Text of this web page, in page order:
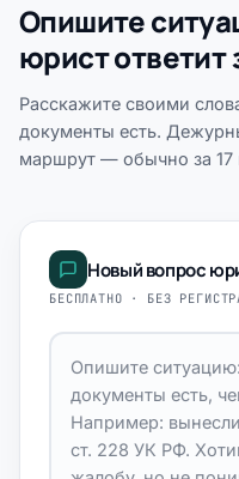
Опишите
юрист ответит
Расскажите своими
документы есть.
маршрут — обычно за 17
Новый вопрос
БЕСПЛАТНО · БЕЗ